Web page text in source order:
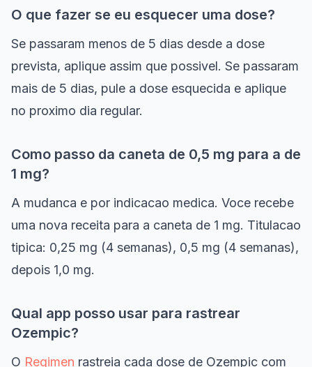
O que fazer se eu esquecer uma dose?
Se passaram menos de 5 dias desde a dose
prevista, aplique assim que possivel. Se passaram
mais de 5 dias, pule a dose esquecida e aplique
no proximo dia regular.
Como passo da caneta de 0,5 mg para a de
1 mg?
A mudanca e por indicacao medica. Voce recebe
uma nova receita para a caneta de 1 mg. Titulacao
tipica: 0,25 mg (4 semanas), 0,5 mg (4 semanas),
depois 1,0 mg.
Qual app posso usar para rastrear
Ozempic?
O Regimen rastreia cada dose de Ozempic com